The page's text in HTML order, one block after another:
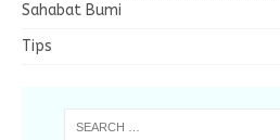
Sahabat Bumi
Tips